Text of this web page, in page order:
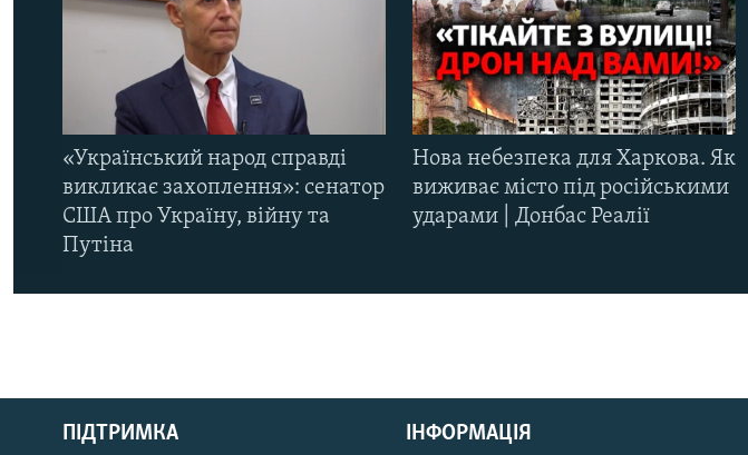
РУС
«Український народ справді
викликає захоплення»: сенатор
США про Україну, війну та
Путіна
Нова небезпека для Харкова. Як
виживає місто під російськими
ударами | Донбас Реалії
ПІДТРИМКА ІНФОРМАЦІЯ